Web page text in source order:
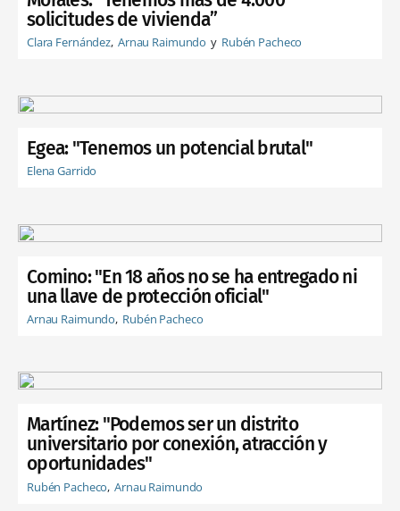
solicitudes de vivienda”
Clara Fernández Arnau Raimundo Rubén Pacheco
Egea: "Tenemos un potencial brutal"
Elena Garrido
Comino: "En 18 años no se ha entregado ni
una llave de protección oficial"
Arnau Raimundo Rubén Pacheco
Martínez: "Podemos ser un distrito
universitario por conexión, atracción y
oportunidades"
Rubén Pacheco Arnau Raimundo